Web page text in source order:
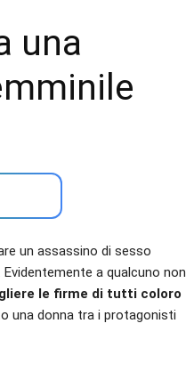
una
un assassino di sesso
a qualcuno non
le firme di tutti coloro
una donna tra i protagonisti